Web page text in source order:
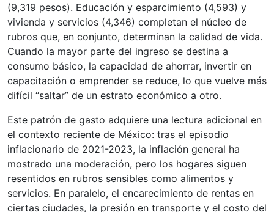
(9,319 pesos). Educación y esparcimiento (4,593) y
vivienda y servicios (4,346) completan el núcleo de
rubros que, en conjunto, determinan la calidad de vida.
Cuando la mayor parte del ingreso se destina a
consumo básico, la capacidad de ahorrar, invertir en
capacitación o emprender se reduce, lo que vuelve más
difícil “saltar” de un estrato económico a otro.
Este patrón de gasto adquiere una lectura adicional en
el contexto reciente de México: tras el episodio
inflacionario de 2021-2023, la inflación general ha
mostrado una moderación, pero los hogares siguen
resentidos en rubros sensibles como alimentos y
servicios. En paralelo, el encarecimiento de rentas en
ciertas ciudades, la presión en transporte y el costo del